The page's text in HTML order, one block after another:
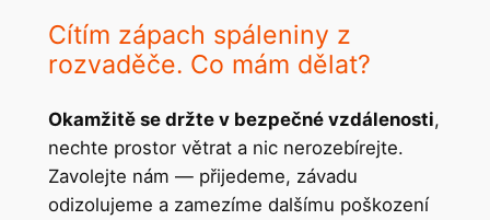
Cítím zápach spáleniny z
rozvaděče. Co mám dělat?
Okamžitě se držte v bezpečné vzdálenosti,
nechte prostor větrat a nic nerozebírejte.
Zavolejte nám — přijedeme, závadu
odizolujeme a zamezíme dalšímu poškození